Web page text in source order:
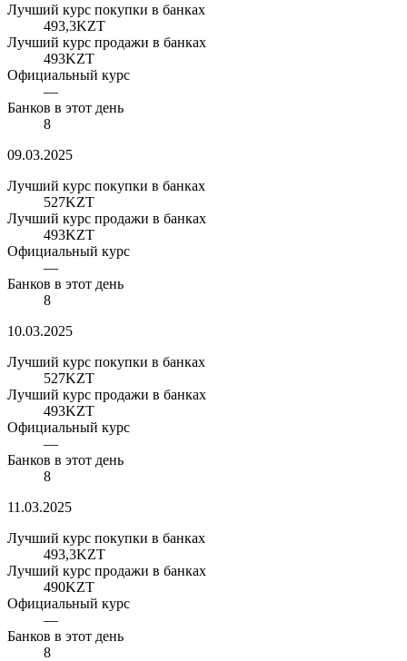
Лучший курс покупки в банках
493,3KZT
Лучший курс продажи в банках
493KZT
Официальный курс
—
Банков в этот день
8
09.03.2025
Лучший курс покупки в банках
527KZT
Лучший курс продажи в банках
493KZT
Официальный курс
—
Банков в этот день
8
10.03.2025
Лучший курс покупки в банках
527KZT
Лучший курс продажи в банках
493KZT
Официальный курс
—
Банков в этот день
8
11.03.2025
Лучший курс покупки в банках
493,3KZT
Лучший курс продажи в банках
490KZT
Официальный курс
—
Банков в этот день
8